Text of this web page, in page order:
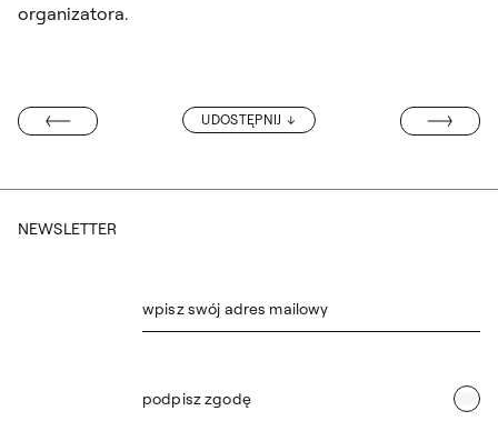
organizatora.
UDOSTĘPNIJ
DIAL GALLERY
NEWSLETTER
wpisz swój adres mailowy
podpisz zgodę